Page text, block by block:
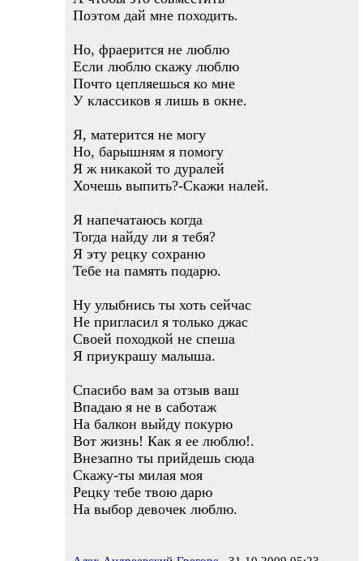
Поэтом дай мне походить.
Но, фраерится не люблю
Если люблю скажу люблю
Почто цепляешься ко мне
У классиков я лишь в окне.
Я, матерится не могу
Но, барышням я помогу
Я ж никакой то дуралей
Хочешь выпить?-Скажи налей.
Я напечатаюсь когда
Тогда найду ли я тебя?
Я эту рецку сохраню
Тебе на память подарю.
Ну улыбнись ты хоть сейчас
Не пригласил я только джас
Своей походкой не спеша
Я приукрашу малыша.
Спасибо вам за отзыв ваш
Впадаю я не в саботаж
На балкон выйду покурю
Вот жизнь! Как я ее люблю!.
Внезапно ты прийдешь сюда
Скажу-ты милая моя
Рецку тебе твою дарю
На выбор девочек люблю.